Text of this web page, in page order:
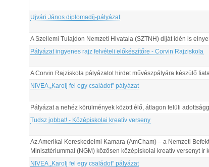
Ujvári János diplomadíj-pályázat
A Szellemi Tulajdon Nemzeti Hivatala (SZTNH) díját idén is
Pályázat ingyenes rajz felvételi előkészítőre - Corvin Rajziskola
A Corvin Rajziskola pályázatot hirdet művészpályára készülő
NIVEA „Karolj fel egy családot” pályázat
Pályázat a nehéz körülmények között élő, átlagon felüli
Tudsz jobbat! - Középiskolai kreatív verseny
Az Amerikai Kereskedelmi Kamara (AmCham) – a Nemzeti
Minisztériummal (NGM) közösen középiskolai kreatív versenyt ír
NIVEA „Karolj fel egy családot” pályázat